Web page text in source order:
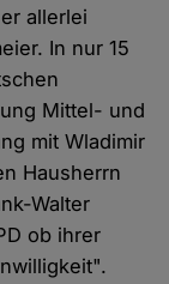
allerlei
In nur 15
Mittel- und
mit Wladimir
Hausherrn
Walter
ob ihrer